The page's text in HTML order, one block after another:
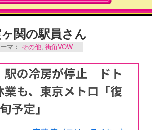
関の駅員さん
マ： その他, 街角VOW